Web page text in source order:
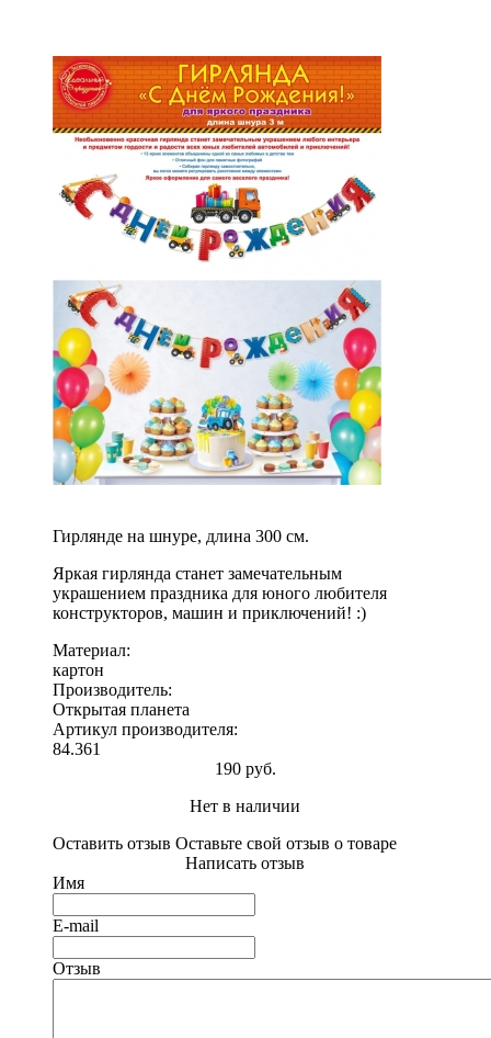
Гирлянде на шнуре, длина 300 см.
Яркая гирлянда станет замечательным
украшением праздника для юного любителя
конструкторов, машин и приключений! :)
Материал:
картон
Производитель:
Открытая планета
Артикул производителя:
84.361
190 руб.
Нет в наличии
Оставить отзыв Оставьте свой отзыв о товаре
Написать отзыв
Имя
E-mail
Отзыв